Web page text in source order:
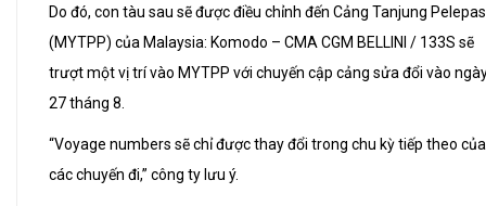
Do đó, con tàu sau sẽ được điều chỉnh đến Cảng Tanjung Pelepas
(MYTPP) của Malaysia: Komodo – CMA CGM BELLINI / 133S sẽ
trượt một vị trí vào MYTPP với chuyến cập cảng sửa đổi vào
27 tháng 8.
“Voyage numbers sẽ chỉ được thay đổi trong chu kỳ tiếp theo của
các chuyến đi,” công ty lưu ý.